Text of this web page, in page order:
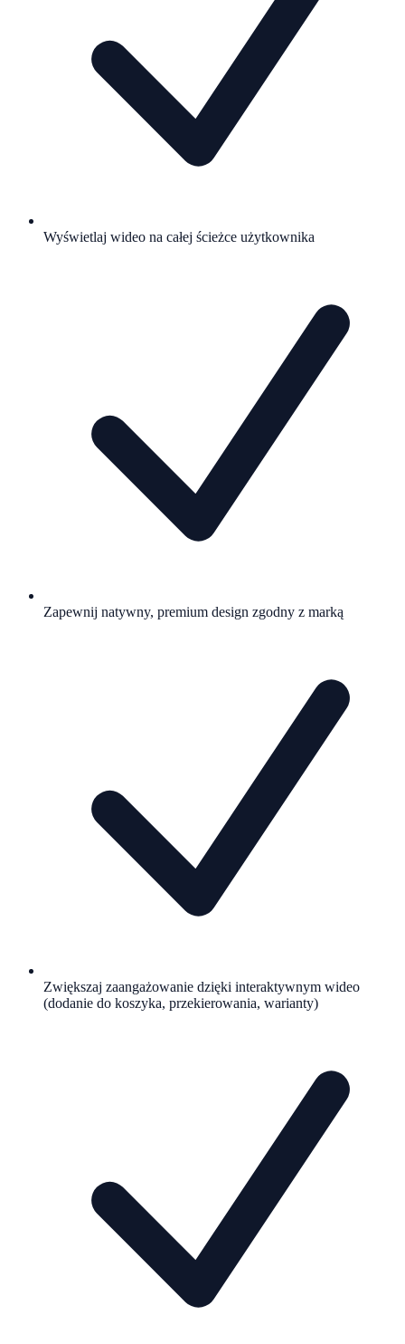
Wyświetlaj wideo na całej ścieżce użytkownika
Zapewnij natywny, premium design zgodny z marką
Zwiększaj zaangażowanie dzięki interaktywnym wideo
(dodanie do koszyka, przekierowania, warianty)